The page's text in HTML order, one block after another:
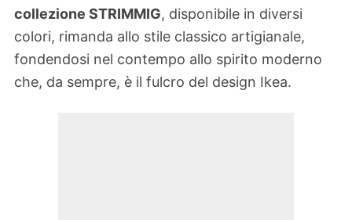
collezione STRIMMIG, disponibile in diversi
colori, rimanda allo stile classico artigianale,
fondendosi nel contempo allo spirito moderno
che, da sempre, è il fulcro del design Ikea.